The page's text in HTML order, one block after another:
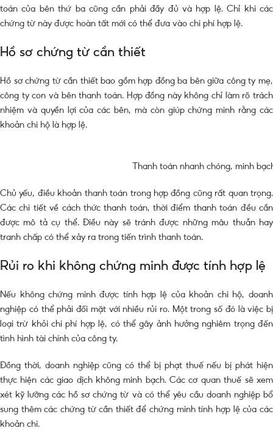
toán của bên thứ ba cũng cần phải đầy đủ và hợp lệ. Chỉ khi các
chứng từ này được hoàn tất mới có thể đưa vào chi phí hợp lệ.
Hồ sơ chứng từ cần thiết
Hồ sơ chứng từ cần thiết bao gồm hợp đồng ba bên giữa công ty mẹ,
công ty con và bên thanh toán. Hợp đồng này không chỉ làm rõ trách
nhiệm và quyền lợi của các bên, mà còn giúp chứng minh rằng các
khoản chi hộ là hợp lệ.
Thanh toán nhanh chóng, minh
Chủ yếu, điều khoản thanh toán trong hợp đồng cũng rất quan trọng.
Các chi tiết về cách thức thanh toán, thời điểm thanh toán đều cần
được mô tả cụ thể. Điều này sẽ tránh được những mâu thuẫn hay
tranh chấp có thể xảy ra trong tiến trình thanh toán.
Rủi ro khi không chứng minh được tính hợp lệ
Nếu không chứng minh được tính hợp lệ của khoản chi hộ, doanh
nghiệp có thể phải đối mặt với nhiều rủi ro. Một trong số đó là việc bị
loại trừ khỏi chi phí hợp lệ, có thể gây ảnh hưởng nghiêm trọng đến
tình hình tài chính của công ty.
Đồng thời, doanh nghiệp cũng có thể bị phạt thuế nếu bị phát hiện
thực hiện các giao dịch không minh bạch. Các cơ quan thuế sẽ xem
xét kỹ lưỡng các hồ sơ chứng từ và có thể yêu cầu doanh nghiệp bổ
sung thêm các chứng từ cần thiết để chứng minh tính hợp lệ của các
khoản chi.